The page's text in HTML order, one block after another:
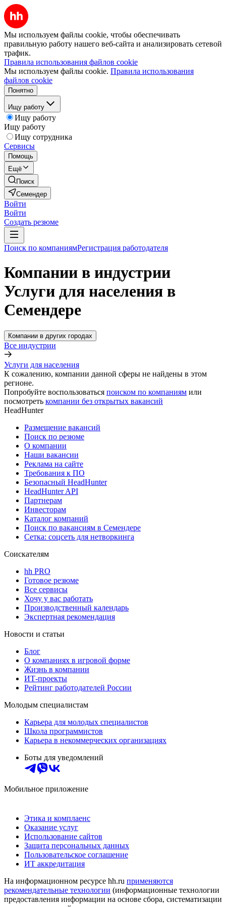
Мы используем файлы cookie, чтобы обеспечивать
правильную работу нашего веб-сайта и анализировать сетевой
трафик.
Правила использования файлов cookie
Мы используем файлы cookie. Правила использования
файлов cookie
Понятно
Ищу работу
Ищу работу
Ищу работу
Ищу сотрудника
Сервисы
Помощь
Ещё
Поиск
Семендер
Войти
Войти
Создать резюме
Поиск по компаниямРегистрация работодателя
Компании в индустрии
Услуги для населения в
Семендере
Компании в других городах
Все индустрии
Услуги для населения
К сожалению, компании данной сферы не найдены в этом
регионе.
Попробуйте воспользоваться поиском по компаниям или
посмотреть компании без открытых вакансий
HeadHunter
Размещение вакансий
Поиск по резюме
О компании
Наши вакансии
Реклама на сайте
Требования к ПО
Безопасный HeadHunter
HeadHunter API
Партнерам
Инвесторам
Каталог компаний
Поиск по вакансиям в Семендере
Сетка: соцсеть для нетворкинга
Соискателям
hh PRO
Готовое резюме
Все сервисы
Хочу у вас работать
Производственный календарь
Экспертная рекомендация
Новости и статьи
Блог
О компаниях в игровой форме
Жизнь в компании
ИТ-проекты
Рейтинг работодателей России
Молодым специалистам
Карьера для молодых специалистов
Школа программистов
Карьера в некоммерческих организациях
Боты для уведомлений
Мобильное приложение
Этика и комплаенс
Оказание услуг
Использование сайтов
Защита персональных данных
Пользовательское соглашение
ИТ аккредитация
На информационном ресурсе hh.ru применяются
рекомендательные технологии (информационные технологии
предоставления информации на основе сбора, систематизации